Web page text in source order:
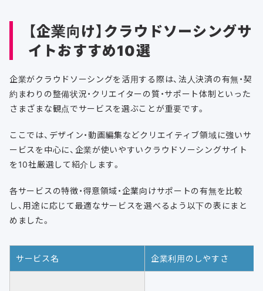
【企業向け】クラウドソーシングサ
イトおすすめ10選
企業がクラウドソーシングを活用する際は、法人決済の有無・契
約まわりの整備状況・クリエイターの質・サポート体制といった
さまざまな観点でサービスを選ぶことが重要です。
ここでは、デザイン・動画編集などクリエイティブ領域に強いサ
ービスを中心に、企業が使いやすいクラウドソーシングサイト
を10社厳選して紹介します。
各サービスの特徴・得意領域・企業向けサポートの有無を比較
し、用途に応じて最適なサービスを選べるよう以下の表にまと
めました。
サービス名 企業利用のしやすさ